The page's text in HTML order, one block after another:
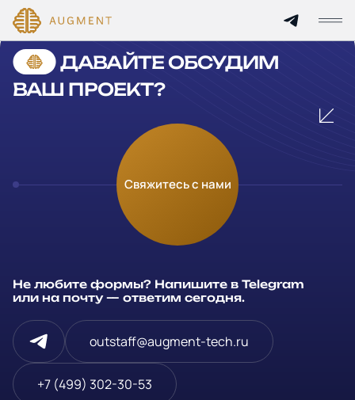
Главная
Технологии и цены
Услуги
Отрасли
Блог и новости
Cannot find 'services' template with page 'detail'
ДАВАЙТЕ ОБСУДИМ
ВАШ ПРОЕКТ?
Свяжитесь с нами
Не любите формы? Напишите в Telegram
или на почту — ответим сегодня.
outstaff@augment-tech.ru
+7 (499) 302-30-53
Оставьте заявку
Заполните и отправьте данные и мы свяжемся с вами в
течение рабочего дня
Компания
Телефон*